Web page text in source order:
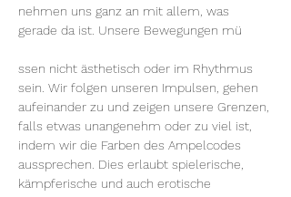
nehmen uns ganz an mit allem, was
gerade da ist. Unsere Bewegungen mü
ssen nicht ästhetisch oder im Rhythmus
sein. Wir folgen unseren Impulsen, gehen
aufeinander zu und zeigen unsere Grenzen,
falls etwas unangenehm oder zu viel ist,
indem wir die Farben des Ampelcodes
aussprechen. Dies erlaubt spielerische,
kämpferische und auch erotische